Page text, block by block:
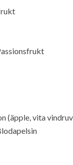
(äpple, vita